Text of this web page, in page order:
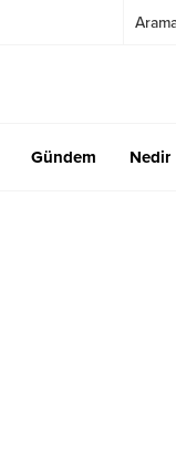
Gündem Nedir